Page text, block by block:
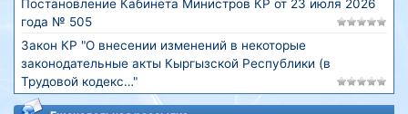
Постановление Кабинета Министров КР от 23 июля 2026
года № 505
Закон КР "О внесении изменений в некоторые
законодательные акты Кыргызской Республики (в
Трудовой кодекс…"